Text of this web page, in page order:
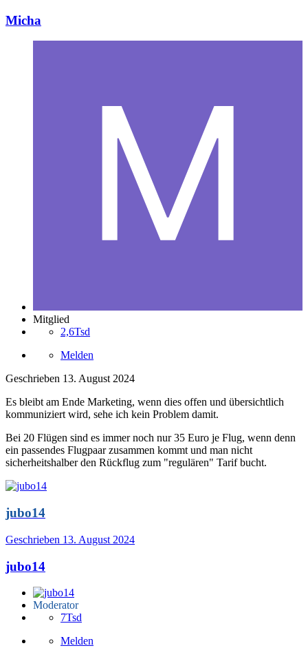
Micha
Mitglied
2,6Tsd
Melden
Geschrieben 13. August 2024
Es bleibt am Ende Marketing, wenn dies offen und übersichtlich
kommuniziert wird, sehe ich kein Problem damit.
Bei 20 Flügen sind es immer noch nur 35 Euro je Flug, wenn denn
ein passendes Flugpaar zusammen kommt und man nicht
sicherheitshalber den Rückflug zum "regulären" Tarif bucht.
jubo14
Geschrieben 13. August 2024
jubo14
Moderator
7Tsd
Melden